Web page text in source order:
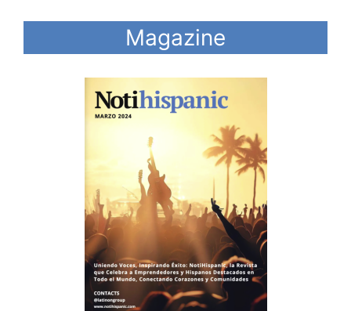
Magazine